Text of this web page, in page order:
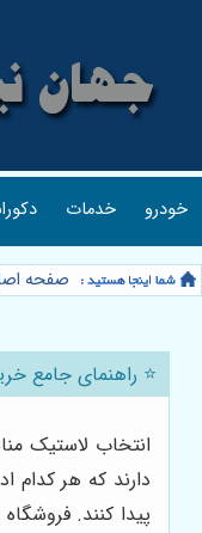
خودرو خدمات
صفحه
⭐️ راهنمای جامع
انتخاب لاستیک
دارند که هر کدام
پیدا کنند.